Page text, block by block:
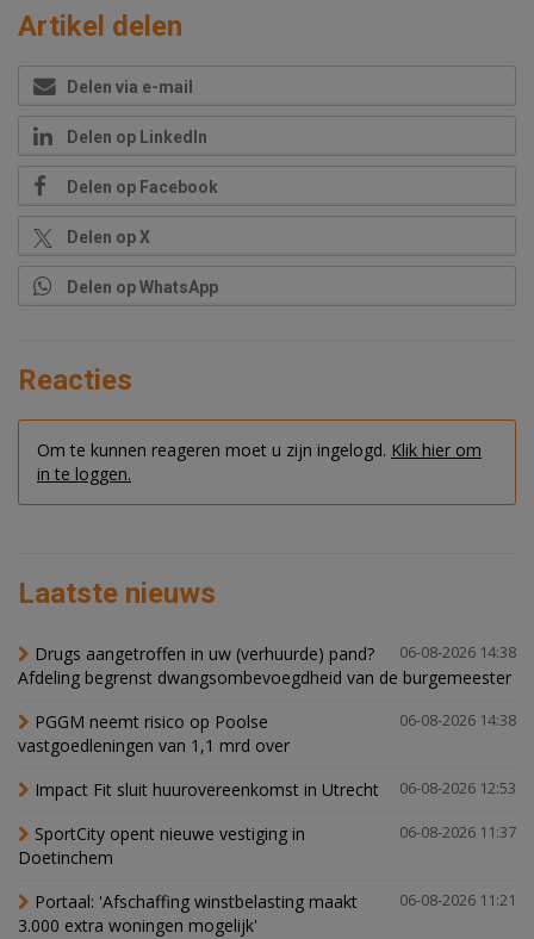
Artikel delen
Delen via e-mail
Delen op LinkedIn
Delen op Facebook
Delen op X
Delen op WhatsApp
Reacties
Om te kunnen reageren moet u zijn ingelogd. Klik hier om
in te loggen.
Laatste nieuws
06-08-2026 14:38
Drugs aangetroffen in uw (verhuurde) pand?
Afdeling begrenst dwangsombevoegdheid van de burgemeester
06-08-2026 14:38
PGGM neemt risico op Poolse
vastgoedleningen van 1,1 mrd over
06-08-2026 12:53
Impact Fit sluit huurovereenkomst in Utrecht
06-08-2026 11:37
SportCity opent nieuwe vestiging in
Doetinchem
06-08-2026 11:21
Portaal: 'Afschaffing winstbelasting maakt
3.000 extra woningen mogelijk'